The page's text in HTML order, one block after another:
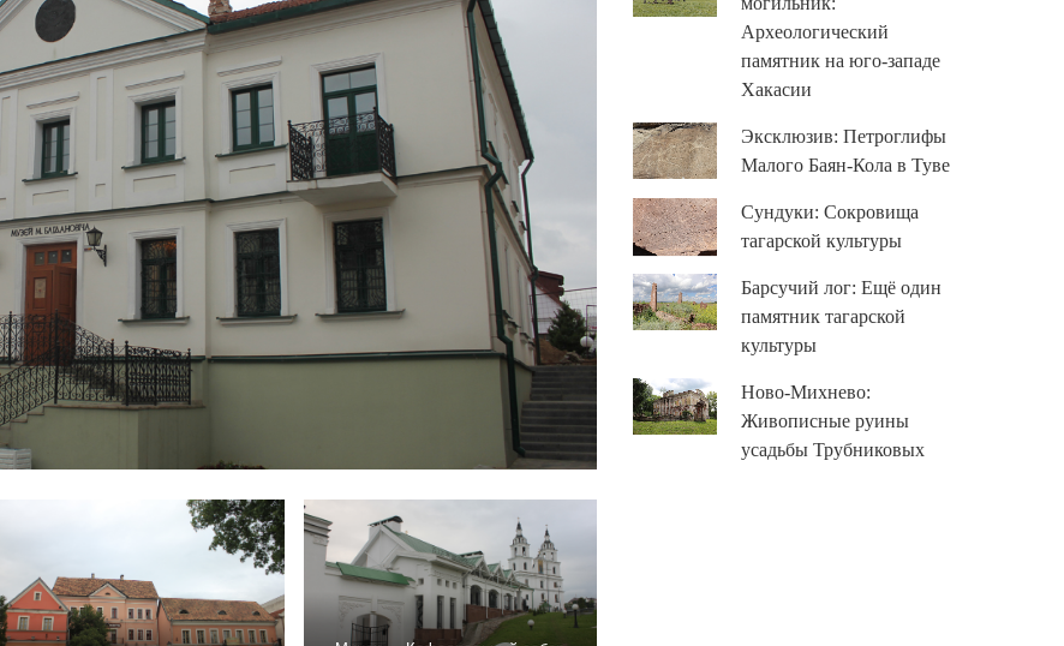
Археологический
памятник на юго-западе
Хакасии
Эксклюзив: Петроглифы
Малого Баян-Кола в Туве
Сундуки: Сокровища
тагарской культуры
Барсучий лог: Ещё один
памятник тагарской
культуры
Ново-Михнево:
Живописные руины
усадьбы Трубниковых